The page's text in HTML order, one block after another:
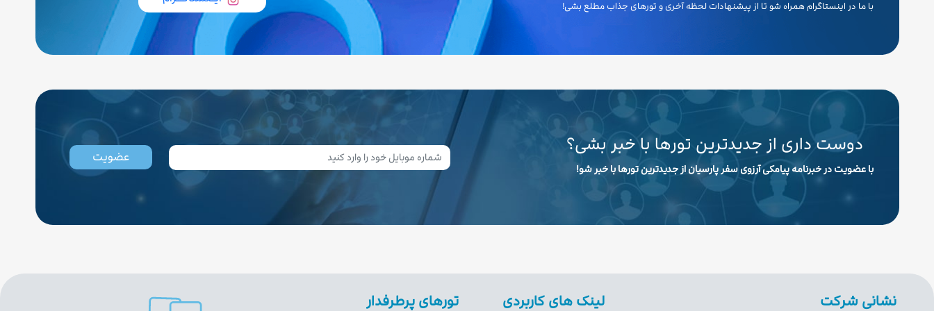
با ما در اینستاگرام همراه شو تا از پیشنهادات لحظه آخری و تورهای جذاب مطلع بشی!
دوست داری از جدیدترین تورها با خبر بشی؟
با عضویت در خبرنامه پیامکی آرزوی سفر پارسیان از جدیدترین تورها با خبر شو!
عضویت
نشانی شرکت لینک های کاربردی تورهای پرطرفدار